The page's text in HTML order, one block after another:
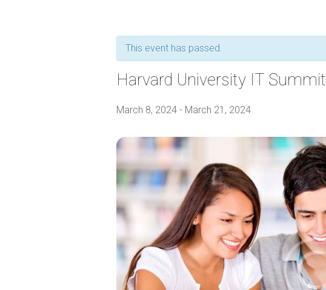
This event has passed.
Harvard University IT Summit
March 8, 2024 - March 21, 2024